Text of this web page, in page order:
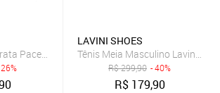
Pace Calce Fácil Casual Masculino Bege
LAVINI SHOES
Tênis Meia Masculino Lavini
R$299,90 - 40%
R$ 179,90